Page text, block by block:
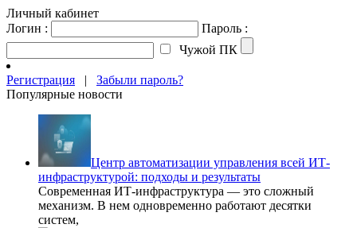
Личный кабинет
Логин :
Пароль :
Чужой ПК
Регистрация | Забыли пароль?
Популярные новости
Центр автоматизации управления всей ИТ-
инфраструктурой: подходы и результаты
Современная ИТ-инфраструктура — это сложный
механизм. В нем одновременно работают десятки
систем,